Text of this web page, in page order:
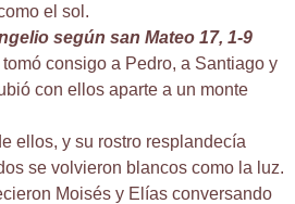
el sol.
según san Mateo 17, 1-9
consigo a Pedro, a Santiago y
con ellos aparte a un monte
ellos, y su rostro resplandecía
se volvieron blancos como la luz.
Moisés y Elías conversando